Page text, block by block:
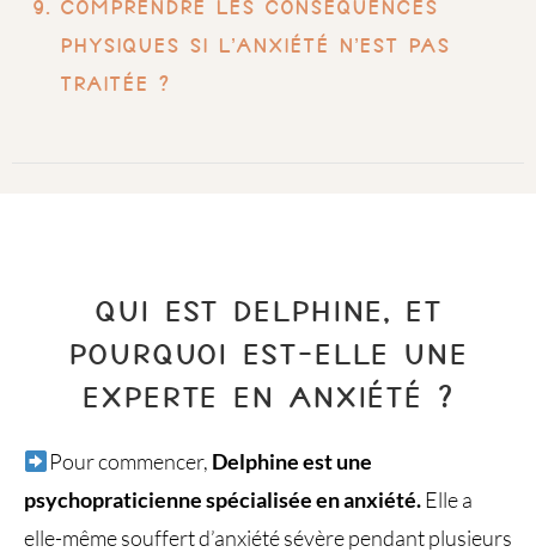
Comprendre les conséquences
physiques si l’anxiété n’est pas
traitée ?
QUI EST DELPHINE, ET
POURQUOI EST-ELLE UNE
EXPERTE EN ANXIÉTÉ ?
Pour commencer, Delphine est une
psychopraticienne spécialisée en anxiété.Elle a
elle-même souffert d’anxiété sévère pendant plusieurs